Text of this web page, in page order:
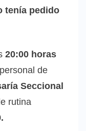
tenía pedido
20:00 horas
de
Seccional
rutina